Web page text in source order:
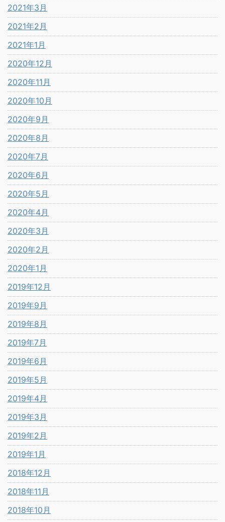
2021年3月
2021年2月
2021年1月
2020年12月
2020年11月
2020年10月
2020年9月
2020年8月
2020年7月
2020年6月
2020年5月
2020年4月
2020年3月
2020年2月
2020年1月
2019年12月
2019年9月
2019年8月
2019年7月
2019年6月
2019年5月
2019年4月
2019年3月
2019年2月
2019年1月
2018年12月
2018年11月
2018年10月